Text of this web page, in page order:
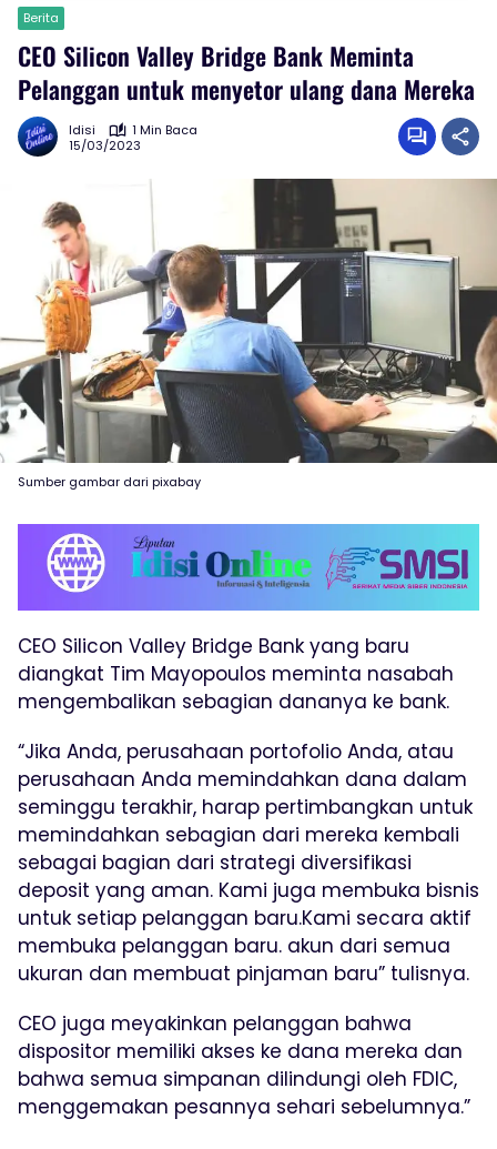
Berita
CEO Silicon Valley Bridge Bank Meminta
Pelanggan untuk menyetor ulang dana Mereka
Idisi
1 Min Baca
15/03/2023
Sumber gambar dari pixabay
CEO Silicon Valley Bridge Bank yang baru
diangkat Tim Mayopoulos meminta nasabah
mengembalikan sebagian dananya ke bank.
“Jika Anda, perusahaan portofolio Anda, atau
perusahaan Anda memindahkan dana dalam
seminggu terakhir, harap pertimbangkan untuk
memindahkan sebagian dari mereka kembali
sebagai bagian dari strategi diversifikasi
deposit yang aman. Kami juga membuka bisnis
untuk setiap pelanggan baru.Kami secara aktif
membuka pelanggan baru. akun dari semua
ukuran dan membuat pinjaman baru” tulisnya.
CEO juga meyakinkan pelanggan bahwa
dispositor memiliki akses ke dana mereka dan
bahwa semua simpanan dilindungi oleh FDIC,
menggemakan pesannya sehari sebelumnya.”